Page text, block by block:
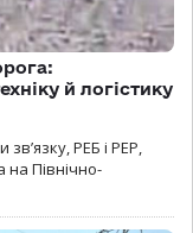
й логістику
РЕБ і РЕР,
на Північно-